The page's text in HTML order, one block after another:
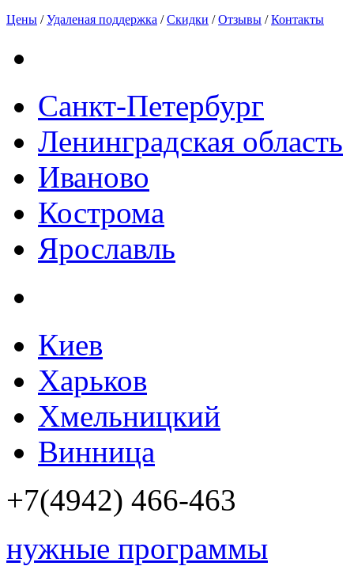
Цены /Удаленая поддержка /Скидки /Отзывы /Контакты
Санкт-Петербург
Ленинградская область
Иваново
Кострома
Ярославль
Киев
Харьков
Хмельницкий
Винница
+7(4942) 466-463
нужные программы